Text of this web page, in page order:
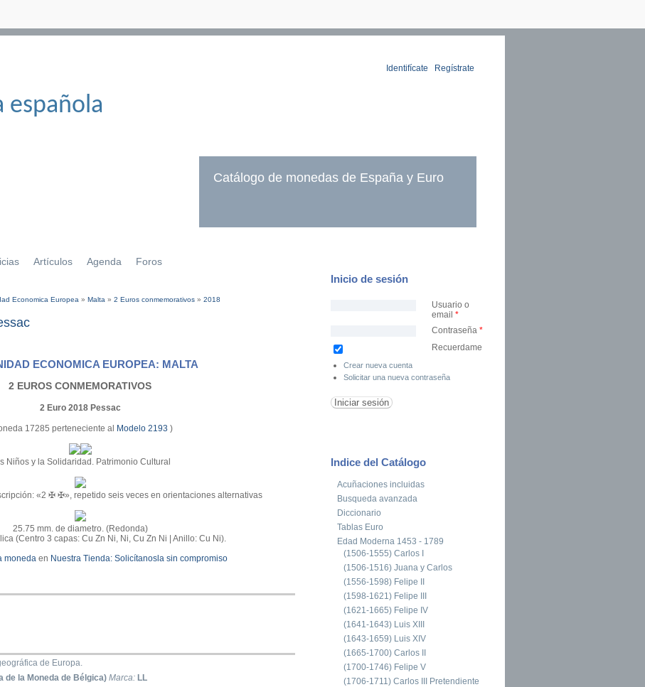
española
Identifícate Regístrate
Catálogo de monedas de España y Euro
Artículos Agenda Foros
Economica Europea » Malta » 2 Euros conmemorativos » 2018
ECONOMICA EUROPEA: MALTA
2 EUROS CONMEMORATIVOS
2 Euro 2018 Pessac
17285 perteneciente al Modelo 2193 )
Niños y la Solidaridad. Patrimonio Cultural
«2 ✠ ✠», repetido seis veces en orientaciones alternativas
25.75 mm. de diametro. (Redonda)
(Centro 3 capas: Cu Zn Ni, Ni, Cu Zn Ni | Anillo: Cu Ni).
moneda en Nuestra Tienda: Solicítanosla sin compromiso
de Europa.
de la Moneda de Bélgica) Marca: LL
Inicio de sesión
Usuario o
email *
Contraseña *
Recuerdame
Crear nueva cuenta
Solicitar una nueva contraseña
Indice del Catálogo
Acuñaciones incluidas
Busqueda avanzada
Diccionario
Tablas Euro
Edad Moderna 1453 - 1789
(1506-1555) Carlos I
(1506-1516) Juana y Carlos
(1556-1598) Felipe II
(1598-1621) Felipe III
(1621-1665) Felipe IV
(1641-1643) Luis XIII
(1643-1659) Luis XIV
(1665-1700) Carlos II
(1700-1746) Felipe V
(1706-1711) Carlos III Pretendiente